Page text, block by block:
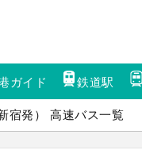
ガイド 鉄道駅
宿発） 高速バス一覧